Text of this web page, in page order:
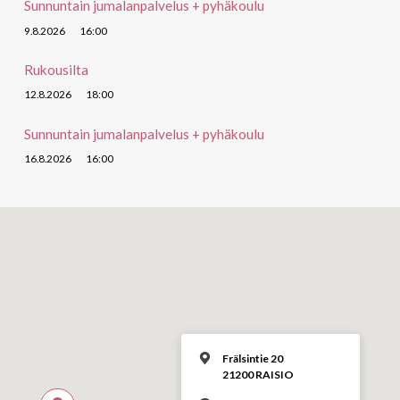
Sunnuntain jumalanpalvelus + pyhäkoulu
9.8.2026 16:00
Rukousilta
12.8.2026 18:00
Sunnuntain jumalanpalvelus + pyhäkoulu
16.8.2026 16:00
Frälsintie 20
21200 RAISIO